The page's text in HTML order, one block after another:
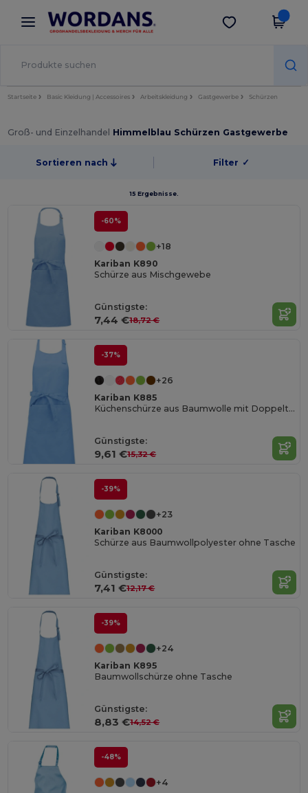
× Wordans App
Bessere Preise in der App!
App holen
Startseite Basic Kleidung | Accessoires Arbeitskleidung Gastgewerbe Schürzen
Groß- und Einzelhandel Himmelblau Schürzen Gastgewerbe
Sortieren nach Filter ✓
15 Ergebnisse.
-60%
+18
Kariban K890
Schürze aus Mischgewebe
Günstigste:
7,44 €18,72 €
-37%
+26
Kariban K885
Küchenschürze aus Baumwolle mit Doppeltasche
Günstigste:
9,61 €15,32 €
-39%
+23
Kariban K8000
Schürze aus Baumwollpolyester ohne Tasche
Günstigste:
7,41 €12,17 €
-39%
+24
Kariban K895
Baumwollschürze ohne Tasche
Günstigste:
8,83 €14,52 €
-48%
+4